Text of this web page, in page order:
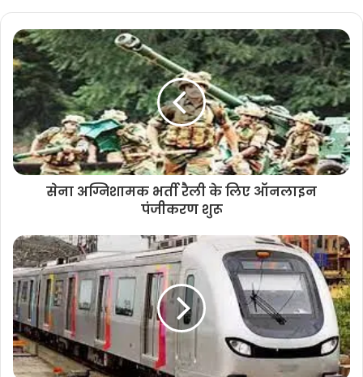
सेना अग्निशामक भर्ती रैली के लिए ऑनलाइन
पंजीकरण शुरू